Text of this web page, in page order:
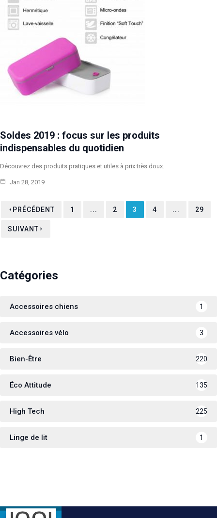
Soldes 2019 : focus sur les produits
indispensables du quotidien
Découvrez des produits pratiques et utiles à prix très doux.
Jan 28, 2019
PRÉCÉDENT 1 ... 2 3 4 ... 29
SUIVANT
Catégories
Accessoires chiens 1
Accessoires vélo 3
Bien-Être 220
Éco Attitude 135
High Tech 225
Linge de lit 1